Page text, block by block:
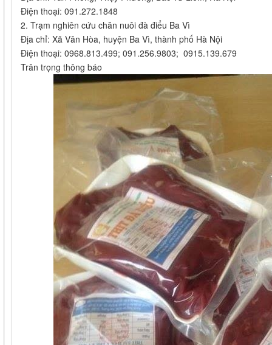
Điện thoại: 091.272.1848
2. Trạm nghiên cứu chăn nuôi đà điểu Ba Vì
Địa chỉ: Xã Vân Hòa, huyện Ba Vì, thành phố Hà Nội
Điện thoại: 0968.813.499; 091.256.9803; 0915.139.679
Trân trọng thông báo